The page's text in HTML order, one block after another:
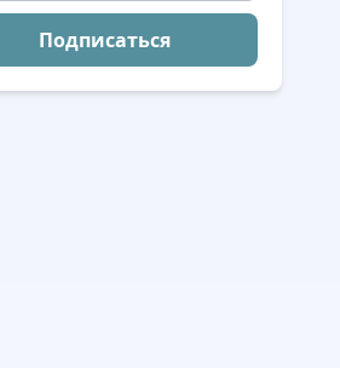
Подписаться